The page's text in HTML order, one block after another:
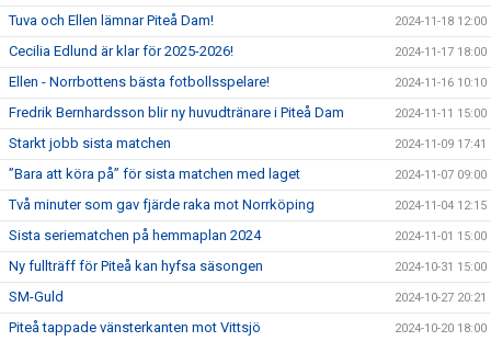
Tuva och Ellen lämnar Piteå Dam! 2024-11-18 12:00
Cecilia Edlund är klar för 2025-2026! 2024-11-17 18:00
Ellen - Norrbottens bästa fotbollsspelare! 2024-11-16 10:10
Fredrik Bernhardsson blir ny huvudtränare i Piteå Dam 2024-11-11 15:00
Starkt jobb sista matchen 2024-11-09 17:41
”Bara att köra på” för sista matchen med laget 2024-11-07 09:00
Två minuter som gav fjärde raka mot Norrköping 2024-11-04 12:15
Sista seriematchen på hemmaplan 2024 2024-11-01 15:00
Ny fullträff för Piteå kan hyfsa säsongen 2024-10-31 15:00
SM-Guld 2024-10-27 20:21
Piteå tappade vänsterkanten mot Vittsjö 2024-10-20 18:00